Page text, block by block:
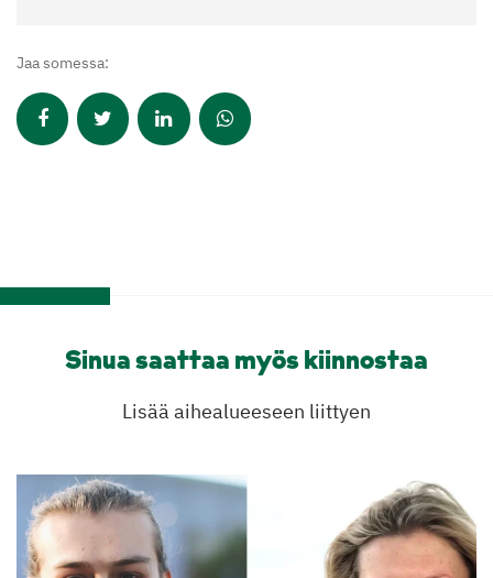
Jaa somessa:
Sinua saattaa myös kiinnostaa
Lisää aihealueeseen liittyen